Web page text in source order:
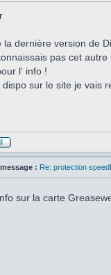
la dernière version de
pas cet autre
l' info !
dispo sur le site je vais
: Re: protection
sur la carte